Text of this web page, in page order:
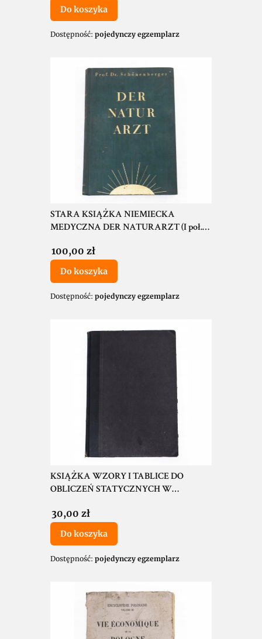
Do koszyka
Dostępność: pojedynczy egzemplarz
STARA KSIĄŻKA NIEMIECKA
MEDYCZNA DER NATURARZT (I poł.
Cena
100,00 zł
Do koszyka
Dostępność: pojedynczy egzemplarz
KSIĄŻKA WZORY I TABLICE DO
OBLICZEŃ STATYCZNYCH W
Cena
30,00 zł
Do koszyka
Dostępność: pojedynczy egzemplarz